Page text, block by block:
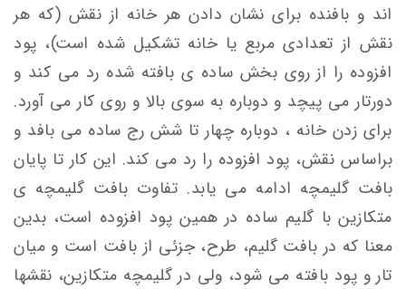
اند و بافنده برای نشان دادن هر خانه از نقش (که هر
نقش از تعدادی مربع یا خانه تشکیل شده است)، پود
افزوده را از روی بخش ساده ی بافته شده رد می کند و
دورتار می پیچد و دوباره به سوی بالا و روی کار می آورد.
برای زدن خانه ، دوباره چهار تا شش رج ساده می بافد و
براساس نقش، پود افزوده را رد می کند. این کار تا پایان
بافت گلیمچه ادامه می یابد. تفاوت بافت گلیمچه ی
متکازین با گلیم ساده در همین پود افزوده است، بدین
معنا که در بافت گلیم، طرح، جزئی از بافت است و میان
تار و پود بافته می شود، ولی در گلیمچه متکازین، نقشها